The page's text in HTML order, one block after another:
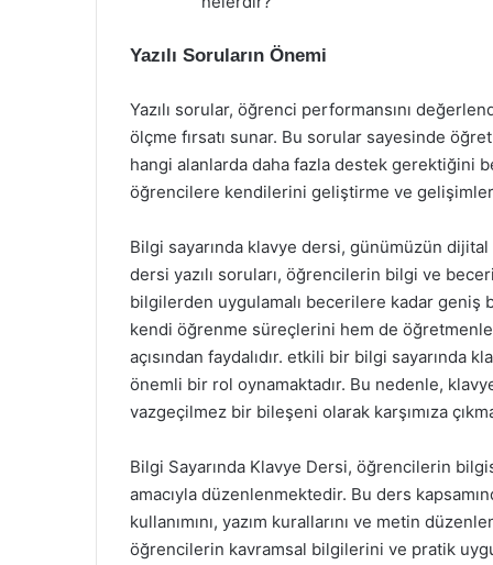
Yazılı Soruların Önemi
Yazılı sorular, öğrenci performansını
ölçme fırsatı sunar. Bu sorular sayesinde
hangi alanlarda daha fazla destek gerektiğini
öğrencilere kendilerini geliştirme ve
Bilgi sayarında klavye dersi, günümüzün
dersi yazılı soruları, öğrencilerin bilgi ve
bilgilerden uygulamalı becerilere kadar
kendi öğrenme süreçlerini hem de
açısından faydalıdır. etkili bir bilgi sayarında
önemli bir rol oynamaktadır. Bu nedenle,
vazgeçilmez bir bileşeni olarak karşımıza
Bilgi Sayarında Klavye Dersi, öğrencilerin
amacıyla düzenlenmektedir. Bu ders
kullanımını, yazım kurallarını ve metin
öğrencilerin kavramsal bilgilerini ve pratik